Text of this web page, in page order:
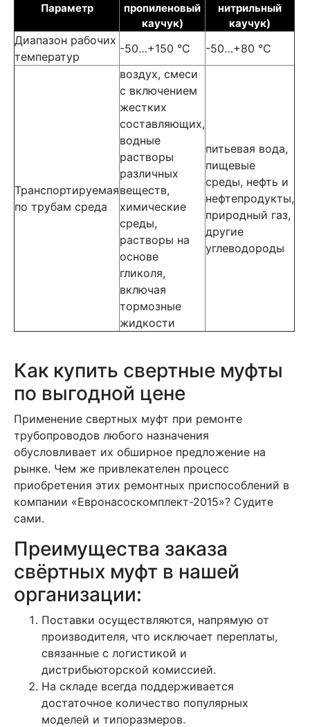
Параметр
пропиленовый
каучук)
нитрильный
каучук)
Диапазон рабочих
температур
-50…+150 °C -50…+80 °C
Транспортируемая
по трубам среда
воздух, смеси
с включением
жестких
составляющих,
водные
растворы
различных
веществ,
химические
среды,
растворы на
основе
гликоля,
включая
тормозные
жидкости
питьевая вода,
пищевые
среды, нефть и
нефтепродукты,
природный газ,
другие
углеводороды
Как купить свертные муфты
по выгодной цене
Применение свертных муфт при ремонте
трубопроводов любого назначения
обусловливает их обширное предложение на
рынке. Чем же привлекателен процесс
приобретения этих ремонтных приспособлений в
компании «Евронасоскомплект-2015»? Судите
сами.
Преимущества заказа
свёртных муфт в нашей
организации:
Поставки осуществляются, напрямую от
производителя, что исключает переплаты,
связанные с логистикой и
дистрибьюторской комиссией.
На складе всегда поддерживается
достаточное количество популярных
моделей и типоразмеров.